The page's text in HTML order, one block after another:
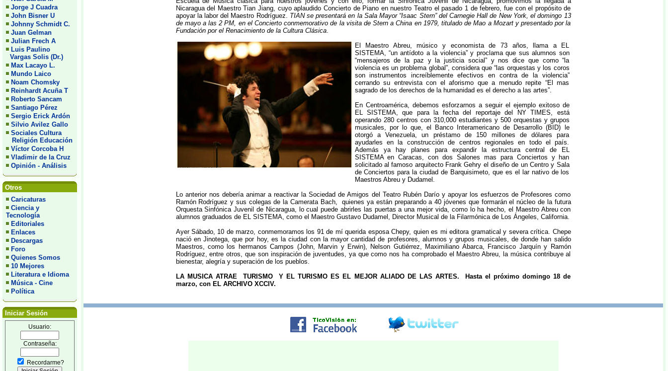
Jorge J Cuadra
John Bisner U
Johnny Schmidt C.
Juan Gelman
Julian Frech A
Luis Paulino
Vargas Solis (Dr.)
Max Lacayo L.
Mundo Laico
Noam Chomsky
Reinhardt Acuña T
Roberto Sancam
Santiago Pérez
Sergio Erick Ardón
Silvio Avilez Gallo
Sociales Cultura
Religión Educación
Víctor Corcoba H
Vladimir de la Cruz
Opinión - Análisis
Otros
Caricaturas
Ciencia y
Tecnología
Editoriales
Enlaces
Descargas
Foro
Quienes Somos
10 Mejores
Literatura e Idioma
Música - Cine
Política
Iniciar Sesión
Usuario:
Contraseña:
Recordarme?
Nicaragua del Maestro Tian Jiang, cuyo aplaudido Concierto de Piano en nuestro Teatro el pasado 1 de febrero, fue con el propósito de
apoyar la labor del Maestro Rodríguez. TIAN se presentará en la Sala Mayor “Isaac Stern” del Carnegie Hall de New York, el domingo 13
de mayo a las 2 PM, en el Concierto conmemorativo de la visita de Stern a China en 1979, titulado de Mao a Mozart y presentado por la
Fundación por el Renacimiento de la Cultura Clásica.
El Maestro Abreu, músico y economista de 73 años, llama a EL
SISTEMA, “un antídoto a la violencia” y proclama que sus alumnos son
“mensajeros de la paz y la justicia social” y nos dice que como “la
violencia es un problema global”, considera que “las orquestas y los coros
son instrumentos increíblemente efectivos en contra de la violencia”
cerrando su entrevista con el aforismo que a menudo repite “El mas
sagrado de los derechos de la humanidad es el derecho a las artes”.
En Centroamérica, debemos esforzarnos a seguir el ejemplo exitoso de
EL SISTEMA, que para la fecha del reportaje del NY TIMES, está
operando 280 centros con 310,000 estudiantes y 500 orquestas y grupos
musicales, por lo que, el Banco Interamericano de Desarrollo (BID) le
otorgó a Venezuela, un préstamo de 150 millones de dólares para
ayudarles en la construcción de centros regionales en todo el país.
Además ya hay planes para expandir la estructura central de EL
SISTEMA en Caracas, con dos Salones mas para Conciertos y han
solicitado al famoso arquitecto Frank Gehry el diseño de un Centro y Sala
de Conciertos para la ciudad de Barquisimeto, que es el lar nativo de los
Maestros Abreu y Dudamel.
Lo anterior nos debería animar a reactivar la Sociedad de Amigos del Teatro Rubén Darío y apoyar los esfuerzos de Profesores como
Ramón Rodríguez y sus colegas de la Camerata Bach, quienes ya están preparando a 40 jóvenes que formarán el núcleo de la futura
Orquesta Sinfónica Juvenil de Nicaragua, lo cual puede abrirles las puertas a una mejor vida, como lo ha hecho, el Maestro Abreu con
alumnos graduados de EL SISTEMA, como el Maestro Gustavo Dudamel, Director Musical de la Filarmónica de Los Ángeles, California.
Ayer Sábado, 10 de marzo, conmemoramos los 91 de mí querida esposa Chepy, quien es mi editora gramatical y severa crítica. Chepe
nació en Jinotega, que por hoy, es la ciudad con la mayor cantidad de profesores, alumnos y grupos musicales, de donde han salido
Maestros, como los hermanos Campos (John, Marvin y Erwin), Nelson Gutiérrez, Maximiliano Abarca, Francisco Jarquín y Ramón
Rodríguez, entre otros, que son inspiración de juventudes, ya que como nos ha comprobado el Maestro Abreu, la música contribuye al
bienestar, alegría y superación de los pueblos.
LA MUSICA ATRAE TURISMO Y EL TURISMO ES EL MEJOR ALIADO DE LAS ARTES. Hasta el próximo domingo 18 de
marzo, con EL ARCHIVO XCCIV.